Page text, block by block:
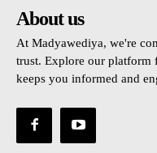
About us
At Madyawediya, we're
trust. Explore our platform
keeps you informed and